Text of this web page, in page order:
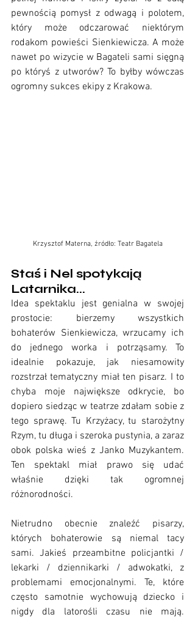
pewnością pomysł z odwagą i polotem,
który może odczarować niektórym
rodakom powieści Sienkiewicza. A może
nawet po wizycie w Bagateli sami sięgną
po któryś z utworów? To byłby wówczas
ogromny sukces ekipy z Krakowa.
Krzysztof Materna, źródło: Teatr Bagatela
Staś i Nel spotykają
Latarnika...
Idea spektaklu jest genialna w swojej
prostocie: bierzemy wszystkich
bohaterów Sienkiewicza, wrzucamy ich
do jednego worka i potrząsamy. To
idealnie pokazuje, jak niesamowity
rozstrzał tematyczny miał ten pisarz. I to
chyba moje największe odkrycie, bo
dopiero siedząc w teatrze zdałam sobie z
tego sprawę. Tu Krzyżacy, tu starożytny
Rzym, tu długa i szeroka pustynia, a zaraz
obok polska wieś z Janko Muzykantem.
Ten spektakl miał prawo się udać
właśnie dzięki tak ogromnej
różnorodności.
Nietrudno obecnie znaleźć pisarzy,
których bohaterowie są niemal tacy
sami. Jakieś przeambitne policjantki /
lekarki / dziennikarki / adwokatki, z
problemami emocjonalnymi. Te, które
często samotnie wychowują dziecko i
nigdy dla latorośli czasu nie mają.